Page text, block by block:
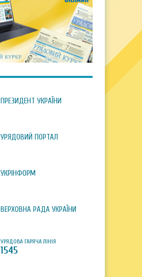
ПРЕЗИДЕНТ УКРАЇНИ
УРЯДОВИЙ ПОРТАЛ
УКРІНФОРМ
ВЕРХОВНА РАДА УКРАЇНИ
УРЯДОВА ГАРЯЧА ЛІНІЯ
1545